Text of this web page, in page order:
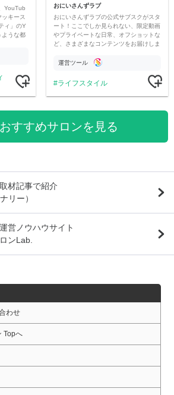
YouTub
キース
ィ」のY
ような都
おにいさんずラブ
おにいさんずラブの公式サブスクがスタ
ート！ここでしか見られない、限定動画
やプライベートな日常、オフショットな
ど、さまざまなコンテンツをお届けしま
運営ツール
ライフスタイル
すすめサロンを見る
材記事で紹介
リー）
営ノウハウサイト
ンLab.
わせ
Topへ